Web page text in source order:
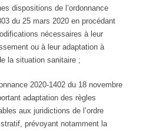
dispositions de l’ordonnance
du 25 mars 2020 en procédant
nécessaires à leur
ou à leur adaptation à
la situation sanitaire ;
2020-1402 du 18 novembre
adaptation des règles
aux juridictions de l’ordre
prévoyant notamment la